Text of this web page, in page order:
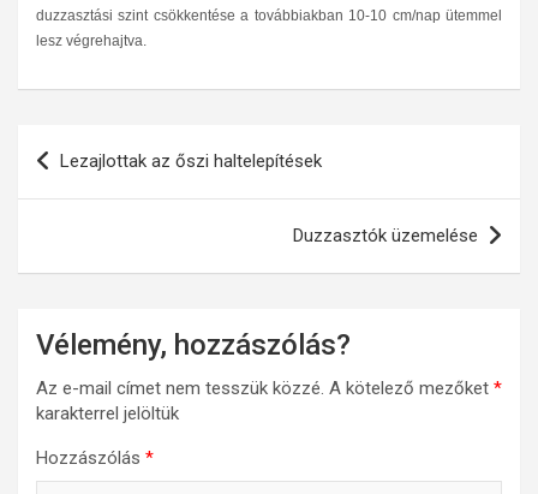
duzzasztási szint csökkentése a továbbiakban 10-10 cm/nap ütemmel
lesz végrehajtva.
Bejegyzés
navigáció
Lezajlottak az őszi haltelepítések
Duzzasztók üzemelése
Vélemény, hozzászólás?
Az e-mail címet nem tesszük közzé. A kötelező mezőket *
karakterrel jelöltük
Hozzászólás *